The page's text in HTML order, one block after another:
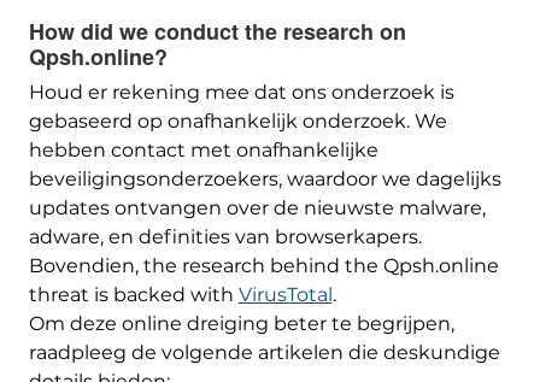
How did we conduct the research on
Qpsh.online?
Houd er rekening mee dat ons onderzoek is
gebaseerd op onafhankelijk onderzoek. We
hebben contact met onafhankelijke
beveiligingsonderzoekers, waardoor we dagelijks
updates ontvangen over de nieuwste malware,
adware, en definities van browserkapers.
Bovendien, the research behind the Qpsh.online
threat is backed with VirusTotal.
Om deze online dreiging beter te begrijpen,
raadpleeg de volgende artikelen die deskundige